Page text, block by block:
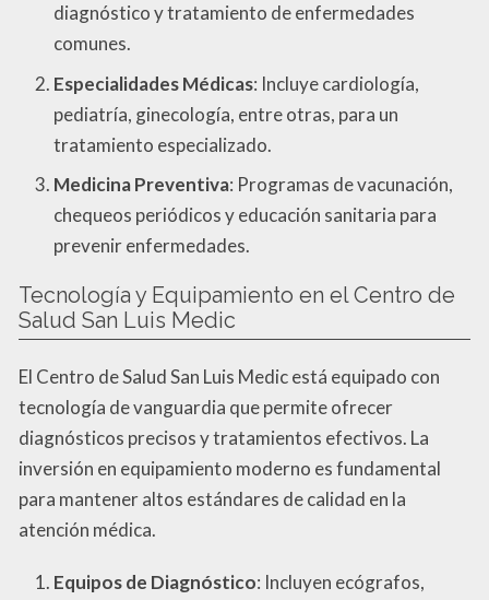
diagnóstico y tratamiento de enfermedades
comunes.
Especialidades Médicas: Incluye cardiología,
pediatría, ginecología, entre otras, para un
tratamiento especializado.
Medicina Preventiva: Programas de vacunación,
chequeos periódicos y educación sanitaria para
prevenir enfermedades.
Tecnología y Equipamiento en el Centro de
Salud San Luis Medic
El Centro de Salud San Luis Medic está equipado con
tecnología de vanguardia que permite ofrecer
diagnósticos precisos y tratamientos efectivos. La
inversión en equipamiento moderno es fundamental
para mantener altos estándares de calidad en la
atención médica.
Equipos de Diagnóstico: Incluyen ecógrafos,